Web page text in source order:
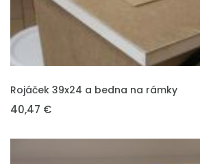
VLOŽIT DO KOŠÍKU
Rojáček 39x24 a bedna na rámky
40,47 €